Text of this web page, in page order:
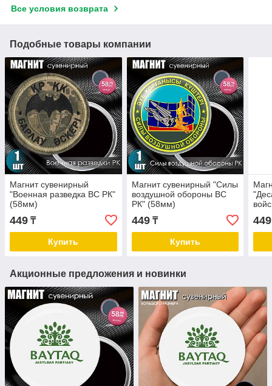
Все условия возврата
Подобные товары компании
Магнит сувенирный
"Военная разведка ВС РК"
(58мм)
449 ₸
Купить
Магнит сувенирный "Силы
воздушной обороны ВС
РК" (58мм)
449₸
Купить
449
Акционные предложения и новинки